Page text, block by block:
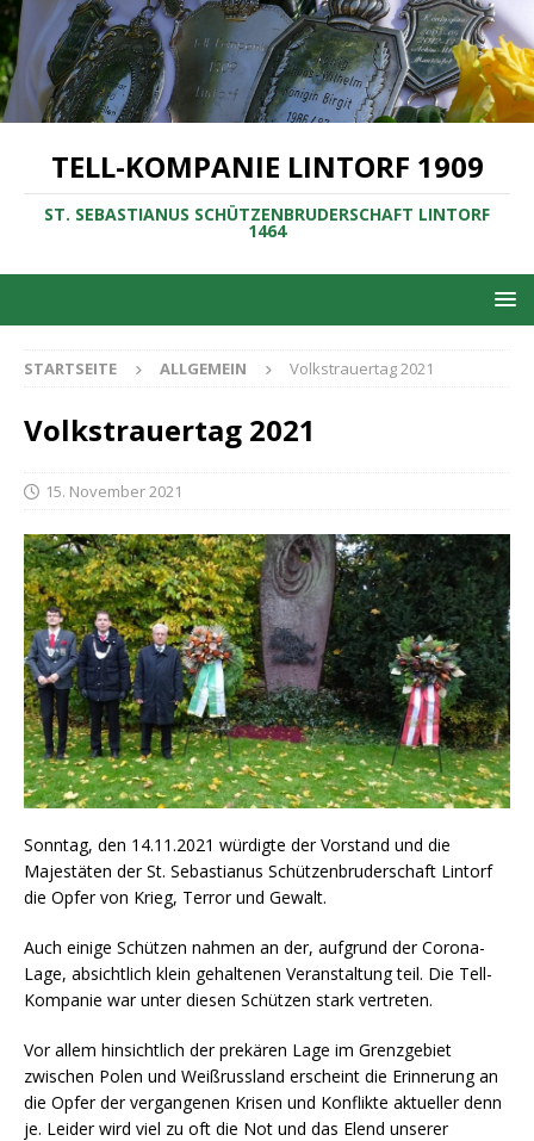
TELL-KOMPANIE LINTORF 1909
ST. SEBASTIANUS SCHÜTZENBRUDERSCHAFT LINTORF
1464
STARTSEITE ALLGEMEIN Volkstrauertag 2021
Volkstrauertag 2021
15. November 2021
Sonntag, den 14.11.2021 würdigte der Vorstand und die
Majestäten der St. Sebastianus Schützenbruderschaft Lintorf
die Opfer von Krieg, Terror und Gewalt.
Auch einige Schützen nahmen an der, aufgrund der Corona-
Lage, absichtlich klein gehaltenen Veranstaltung teil. Die Tell-
Kompanie war unter diesen Schützen stark vertreten.
Vor allem hinsichtlich der prekären Lage im Grenzgebiet
zwischen Polen und Weißrussland erscheint die Erinnerung an
die Opfer der vergangenen Krisen und Konflikte aktueller denn
je. Leider wird viel zu oft die Not und das Elend unserer